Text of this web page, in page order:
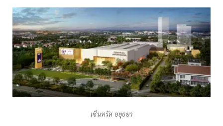
เซ็นทรัล อยุธยา